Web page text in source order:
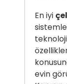
En iyi
evin